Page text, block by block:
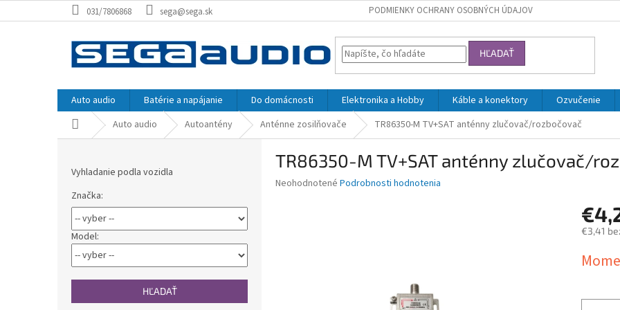
na
031/7806868 sega@sega.sk PODMIENKY OCHRANY OSOBNÝCH ÚDAJOV
HĽADAŤ
Auto audio Batérie a napájanie Do domácnosti Elektronika a Hobby Káble a konektory Ozvučenie
DomovAuto audio Autoantény Anténne zosilňovače TR86350-M TV+SAT anténny zlučovač/rozbočovač
Vyhladanie podla vozidla
Značka:
Model:
HĽADAŤ
TR86350-M TV+SAT anténny zlučovač/
Priemerné
Neohodnotené Podrobnosti hodnotenia
€3,41
cena: